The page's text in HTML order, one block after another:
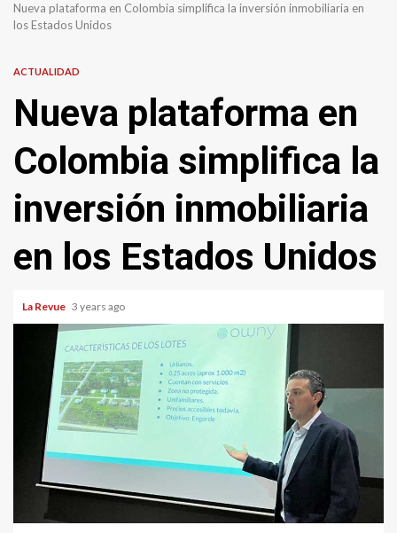
Nueva plataforma en Colombia simplifica la inversión inmobiliaria en
los Estados Unidos
ACTUALIDAD
Nueva plataforma en
Colombia simplifica la
inversión inmobiliaria
en los Estados Unidos
La Revue 3 years ago